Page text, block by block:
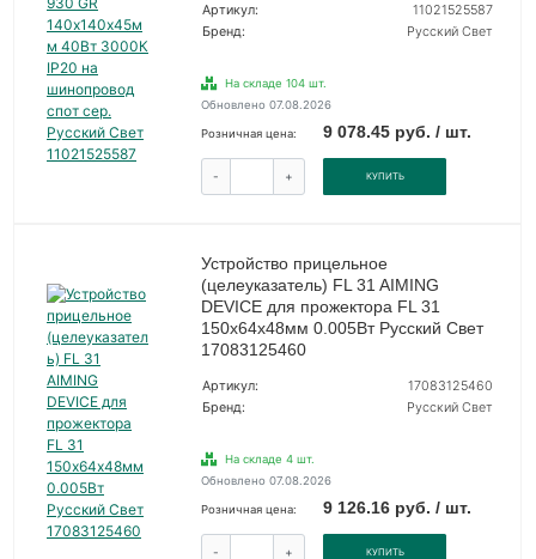
Артикул:
11021525587
Бренд:
Русский Свет
На складе 104 шт.
Обновлено 07.08.2026
Розничная цена: 9 078.45 руб. / шт.
- + КУПИТЬ
Устройство прицельное
(целеуказатель) FL 31 AIMING
DEVICE для прожектора FL 31
150х64х48мм 0.005Вт Русский Свет
17083125460
Артикул:
17083125460
Бренд:
Русский Свет
На складе 4 шт.
Обновлено 07.08.2026
Розничная цена: 9 126.16 руб. / шт.
- + КУПИТЬ